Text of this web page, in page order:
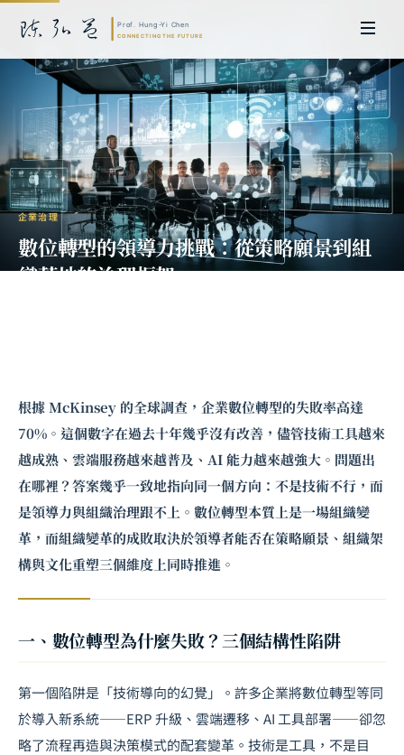
企業治理
數位轉型的領導力挑戰：從策略願景到組
織落地的治理框架
根據 McKinsey 的全球調查，企業數位轉型的失敗率高達
70%。這個數字在過去十年幾乎沒有改善，儘管技術工具越來
越成熟、雲端服務越來越普及、AI 能力越來越強大。問題出
在哪裡？答案幾乎一致地指向同一個方向：不是技術不行，而
是領導力與組織治理跟不上。數位轉型本質上是一場組織變
革，而組織變革的成敗取決於領導者能否在策略願景、組織架
構與文化重塑三個維度上同時推進。
一、數位轉型為什麼失敗？三個結構性陷阱
第一個陷阱是「技術導向的幻覺」。許多企業將數位轉型等同
於導入新系統——ERP 升級、雲端遷移、 AI 工具部署——卻忽
略了流程再造與決策模式的配套變革。技術是工具，不是目